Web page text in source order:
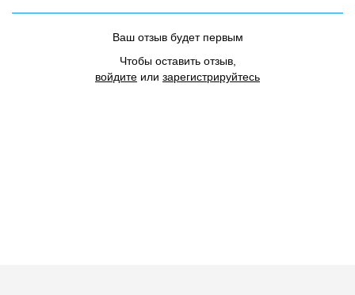
Ваш отзыв будет первым
Чтобы оставить отзыв,
войдите или зарегистрируйтесь